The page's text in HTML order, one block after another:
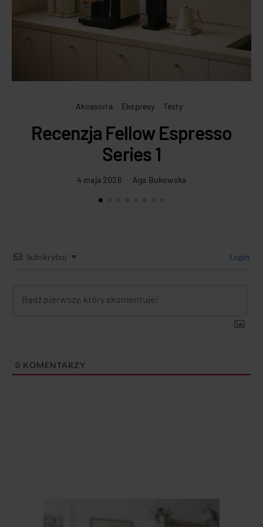
Akcesoria Ekspresy Testy
Recenzja Fellow Espresso
Series 1
4 maja 2026 Aga Bukowska
Subskrybuj Login
0 KOMENTARZY